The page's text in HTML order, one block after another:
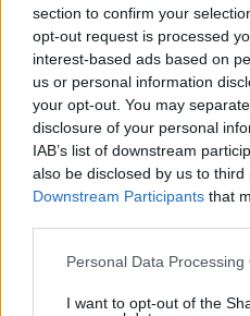
section to confirm your
opt-out request is processed
interest-based ads based on
us or personal information
your opt-out. You may
disclosure of your personal
IAB’s list of downstream
also be disclosed by us to third
Downstream Participants that
Please note that this website/
not limited to your visit or
Personal Data Processing
I want to opt-out of the